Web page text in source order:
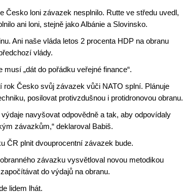
Česko loni závazek nesplnilo. Rutte ve středu uvedl,
ani loni, stejně jako Albánie a Slovinsko.
Ani naše vláda letos 2 procenta HDP na obranu
vlády.
„dát do pořádku veřejné finance“.
Česko svůj závazek vůči NATO splní. Plánuje
posilovat protivzdušnou i protidronovou obranu.
navyšovat odpovědně a tak, aby odpovídaly
závazkům,“ deklaroval Babiš.
ČR plnit dvouprocentní závazek bude.
závazku vysvětloval novou metodikou
do výdajů na obranu.
lidem lhát.